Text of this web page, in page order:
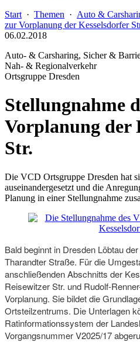
Start · Themen · Auto &
zur Vorplanung der Kesselsdorfer
06.02.2018
Auto- & Carsharing, Sicher &
Nah- & Regionalverkehr
Ortsgruppe Dresden
Stellungnahme
Vorplanung der
Str.
Die VCD Ortsgruppe Dresden hat
auseinandergesetzt und die
Planung in einer Stellungnahme
Bald beginnt in Dresden Löbtau
Tharandter Straße. Für die
anschließenden Abschnitts der
Reisewitzer Str. und Rudolf-
Vorplanung. Sie bildet die
Ortsteilzentrums. Die Unterlagen
Ratinformationssystem der
Vorgangsnummer V2025/17